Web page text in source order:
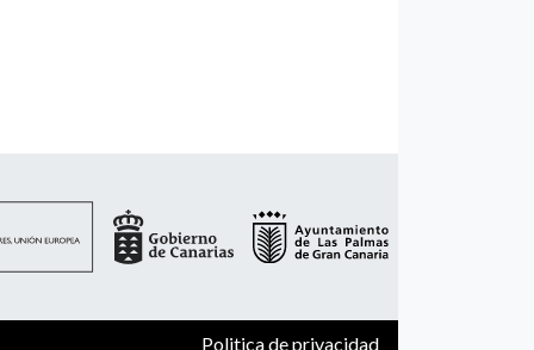
Politica de privacidad